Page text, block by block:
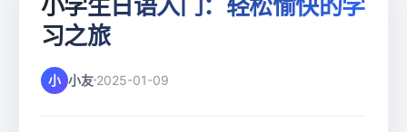
小学生日语入门：轻松愉快的学
习之旅
小 小友 2025-01-09